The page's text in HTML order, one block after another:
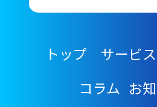
トップ サービス
コラム お